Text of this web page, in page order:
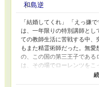
和島逆
「結婚してくれ」 「えっ嫌
は、一年限りの特別講師とし
ての教師生活に苦戦する中、
もまた精霊術師だった。無
の、この国の第三王子である
は、その場でローレンツをこ
ンツには全くへこたれる様